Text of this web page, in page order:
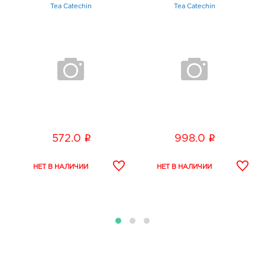
METHYLPARABEN, CITRIC ACID, DISODIUM EDTA,
IONONE, LIMONENE,CITRONELLOL, BENZYL BENZOATE.
Tea Catechin
572.0 i
Tea Catechin
998.0 i